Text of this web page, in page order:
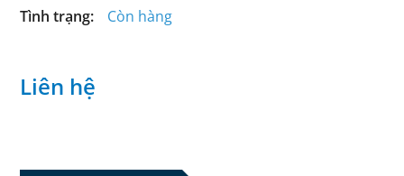
Tình trạng: Còn hàng
Liên hệ